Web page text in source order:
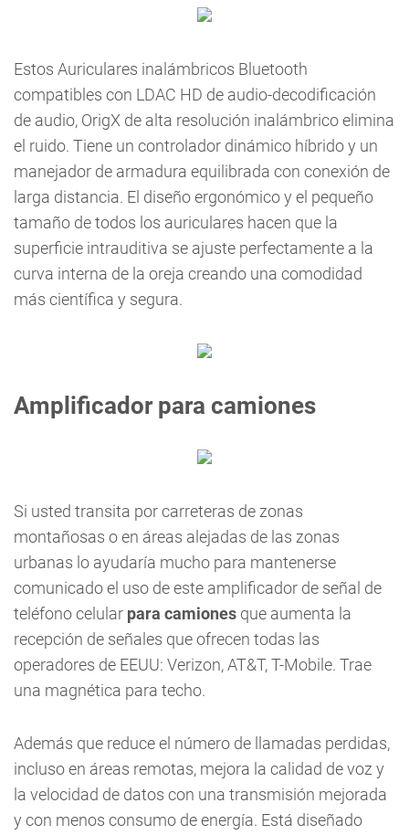
Estos Auriculares inalámbricos Bluetooth
compatibles con LDAC HD de audio-decodificación
de audio, OrigX de alta resolución inalámbrico elimina
el ruido. Tiene un controlador dinámico híbrido y un
manejador de armadura equilibrada con conexión de
larga distancia. El diseño ergonómico y el pequeño
tamaño de todos los auriculares hacen que la
superficie intrauditiva se ajuste perfectamente a la
curva interna de la oreja creando una comodidad
más científica y segura.
Amplificador para camiones
Si usted transita por carreteras de zonas
montañosas o en áreas alejadas de las zonas
urbanas lo ayudaría mucho para mantenerse
comunicado el uso de este amplificador de señal de
teléfono celular para camiones que aumenta la
recepción de señales que ofrecen todas las
operadores de EEUU: Verizon, AT&T, T-Mobile. Trae
una magnética para techo.
Además que reduce el número de llamadas perdidas,
incluso en áreas remotas, mejora la calidad de voz y
la velocidad de datos con una transmisión mejorada
y con menos consumo de energía. Está diseñado